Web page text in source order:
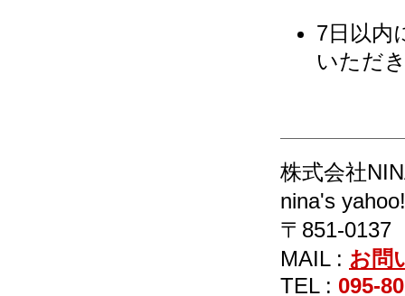
7日以内
いただ
株式会社
nina's
〒851-
MAIL : お問
TEL : 095-